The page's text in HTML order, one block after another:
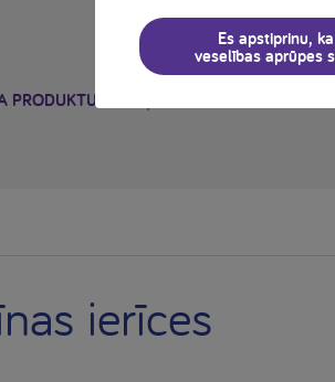
Bērniem un zīdaiņiem
PRODUKTU ZĪDAIŅIEM UN BĒRNIEM
ierīces
Es apstiprinu,
veselības aprūpes